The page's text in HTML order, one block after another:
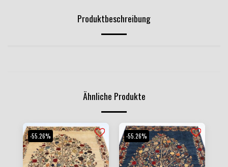
Produktbeschreibung
Ähnliche Produkte
-55.26% -55.26%